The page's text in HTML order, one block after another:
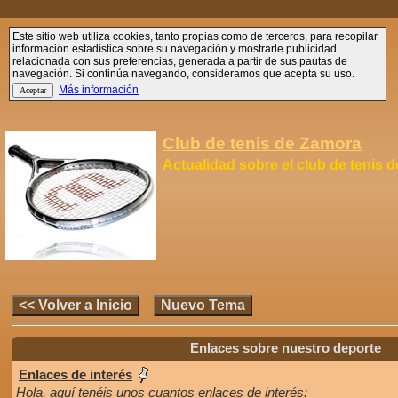
Este sitio web utiliza cookies, tanto propias como de terceros, para recopilar
información estadística sobre su navegación y mostrarle publicidad
relacionada con sus preferencias, generada a partir de sus pautas de
navegación. Si continúa navegando, consideramos que acepta su uso.
Más información
Club de tenis de Zamora
Actualidad sobre el club de tenis
Enlaces sobre nuestro deporte
Enlaces de interés
Hola, aquí tenéis unos cuantos enlaces de interés: